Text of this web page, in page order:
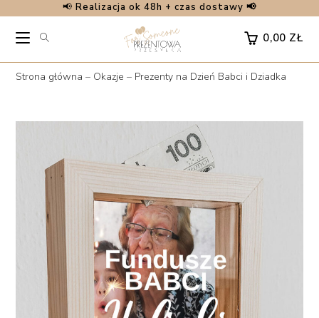
content
📢 Realizacja ok 48h + czas dostawy 📢
0,00 ZŁ
Strona główna – Okazje – Prezenty na Dzień Babci i Dziadka